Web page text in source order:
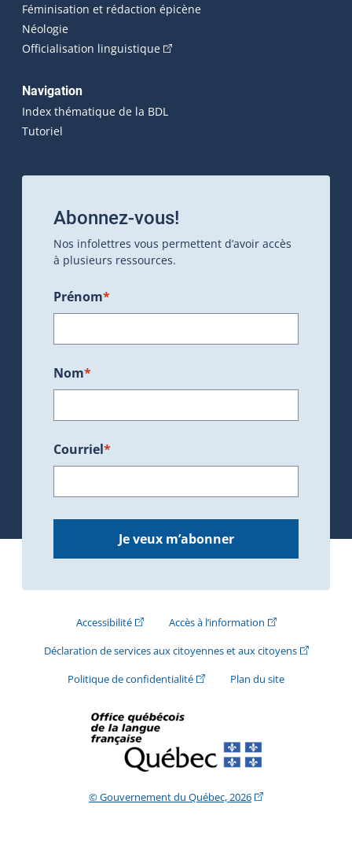
Féminisation et rédaction épicène
Néologie
Officialisation linguistique(Cet hyperlien externe s'ouvrira
Navigation
Index thématique de la BDL
Tutoriel
Abonnez-vous!
Nos infolettres vous permettent d’avoir accès
à plusieurs ressources.
Prénom*
Nom*
Courriel*
Je veux m’abonner
Accessibilité(Cet hyperlien externe s'ouvrira dans une
Accès à l’information(Cet hyperlien
Déclaration de services aux citoyennes et aux citoyens(Cet
Politique de confidentialité(Cet hyperlien externe s'ouvrira
Plan du site
© Gouvernement du Québec, 2026(Cet hyperlien